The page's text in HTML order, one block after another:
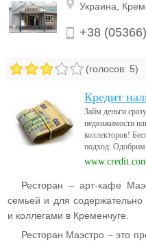
Украина
+38
(голосов: 5)
Кредит
Займ деньги
недвижимости
коллекторов!
подход. Одобрим
Ресторан – арт-кафе
семьей и для содержательно
и коллегами в Кременчуге.
Ресторан Маэстро – это